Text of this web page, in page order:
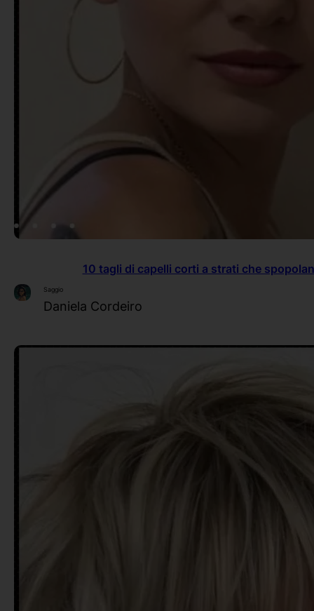
10 tagli di capelli corti a strati che
Saggio
Daniela Cordeiro